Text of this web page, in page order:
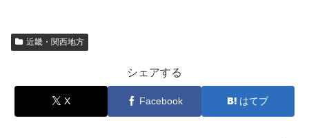
近畿・関西地方
シェアする
X Facebook はてブ